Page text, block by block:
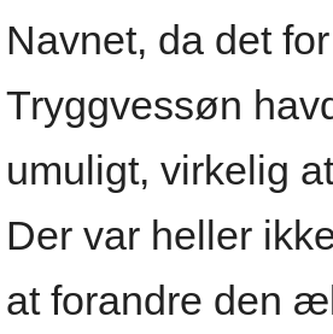
Navnet, da det
Tryggvessøn
umuligt, virkelig
Der var heller
at forandre den